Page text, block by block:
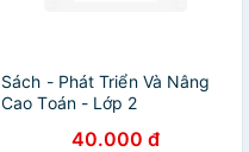
Sách - Phát Triển Và Nâng
Cao Toán - Lớp 2
40.000 đ